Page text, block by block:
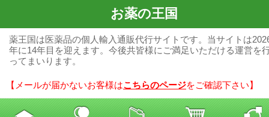
お薬の王国
薬王国は医薬品の個人輸入通販代行サイトです。当サイトは
年に14年目を迎えます。今後共皆様にご満足いただける運営を
ってまいります。
【メールが届かないお客様はこちらのページをご確認下さい】